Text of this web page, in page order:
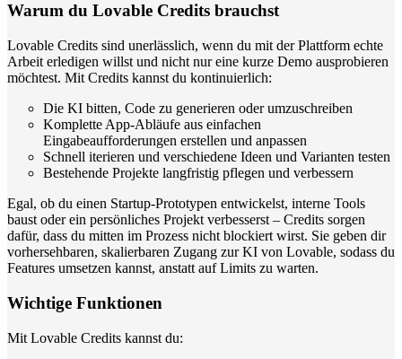
Warum du Lovable Credits brauchst
Lovable Credits sind unerlässlich, wenn du mit der Plattform echte
Arbeit erledigen willst und nicht nur eine kurze Demo ausprobieren
möchtest. Mit Credits kannst du kontinuierlich:
Die KI bitten, Code zu generieren oder umzuschreiben
Komplette App-Abläufe aus einfachen
Eingabeaufforderungen erstellen und anpassen
Schnell iterieren und verschiedene Ideen und Varianten testen
Bestehende Projekte langfristig pflegen und verbessern
Egal, ob du einen Startup-Prototypen entwickelst, interne Tools
baust oder ein persönliches Projekt verbesserst – Credits sorgen
dafür, dass du mitten im Prozess nicht blockiert wirst. Sie geben dir
vorhersehbaren, skalierbaren Zugang zur KI von Lovable, sodass du
Features umsetzen kannst, anstatt auf Limits zu warten.
Wichtige Funktionen
Mit Lovable Credits kannst du: